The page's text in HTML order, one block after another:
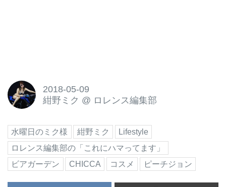
2018-05-09
紺野ミク @ ロレンス編集部
水曜日のミク様 紺野ミク
Lifestyle
ロレンス編集部の「これにハマってます」
ビアガーデン
CHICCA コスメ ピーチジョン